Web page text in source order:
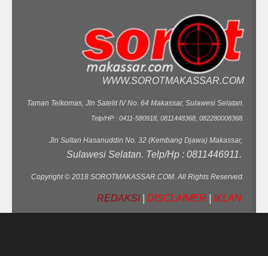
WWW.SOROTMAKASSAR.COM
Taman Telkomas, Jln Satelit IV No. 64 Makassar, Sulawesi Selatan.
Telp/HP : 0411-580918, 0811448368, 082280008368.
Jln Sultan Hasanuddin No. 32 (Kembang Djawa) Makassar,
Sulawesi Selatan. Telp/Hp : 0811446911.
Copyright © 2018 SOROTMAKASSAR.COM. All Rights Reserved.
REDAKSI DISCLAIMER IKLAN